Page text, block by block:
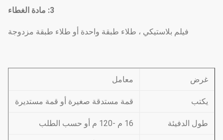
3: مادة الغطاء
فيلم بلاستيكي ، طلاء طبقة واحدة أو طلاء طبقة مزدوجة
غرض معامل
يكتب قمة مستدقة صغيرة أو قمة مستديرة
طول الدفيئة 16 م -120 م أو حسب الطلب